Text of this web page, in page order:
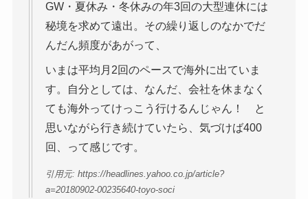
GW・夏休み・冬休みの年3回の大型連休には
秘境を求めて遠出。その繰り返しのなかでだ
んだん頻度があがって、
いまは平均月2回のペースで海外に出ていま
す。自分としては、なんだ、会社を休まなく
ても海外ってけっこう行けるんじゃん！ と
思いながら行き続けていたら、気づけば400
回、って感じです。
引用元: https://headlines.yahoo.co.jp/article?
a=20180902-00235640-toyo-soci